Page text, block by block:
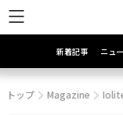
新着記事 ニュ
トップ Magazine